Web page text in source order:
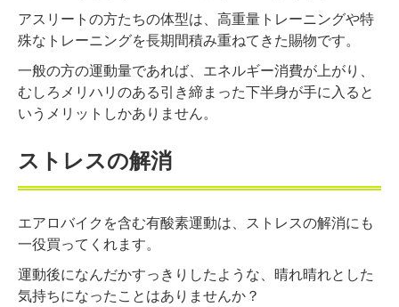
アスリートの方たちの体型は、高重量トレーニングや特
殊なトレーニングを長期間積み重ねてきた賜物です。
一般の方の運動量であれば、エネルギー消費が上がり、
むしろメリハリのある引き締まった下半身が手に入ると
いうメリットしかありません。
ストレスの解消
エアロバイクを含む有酸素運動は、ストレスの解消にも
一役買ってくれます。
運動後になんだかすっきりしたような、晴れ晴れとした
気持ちになったことはありませんか？